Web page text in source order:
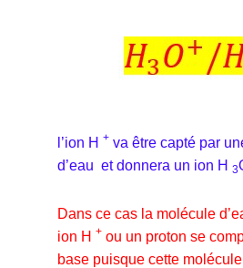
l’ion H +va être capté par
d’eau et donnera un ion H 3
Dans ce cas la molécule
ion H +ou un proton se
base puisque cette